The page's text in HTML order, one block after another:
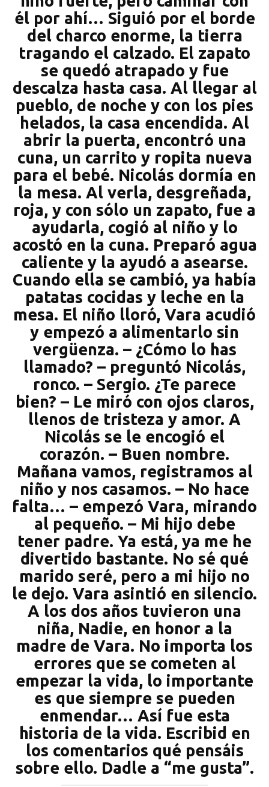
él por ahí… Siguió por el borde
del charco enorme, la tierra
tragando el calzado. El zapato
se quedó atrapado y fue
descalza hasta casa. Al llegar al
pueblo, de noche y con los pies
helados, la casa encendida. Al
abrir la puerta, encontró una
cuna, un carrito y ropita nueva
para el bebé. Nicolás dormía en
la mesa. Al verla, desgreñada,
roja, y con sólo un zapato, fue a
ayudarla, cogió al niño y lo
acostó en la cuna. Preparó agua
caliente y la ayudó a asearse.
Cuando ella se cambió, ya había
patatas cocidas y leche en la
mesa. El niño lloró, Vara acudió
y empezó a alimentarlo sin
vergüenza. – ¿Cómo lo has
llamado? – preguntó Nicolás,
ronco. – Sergio. ¿Te parece
bien? – Le miró con ojos claros,
llenos de tristeza y amor. A
Nicolás se le encogió el
corazón. – Buen nombre.
Mañana vamos, registramos al
niño y nos casamos. – No hace
falta… – empezó Vara, mirando
al pequeño. – Mi hijo debe
tener padre. Ya está, ya me he
divertido bastante. No sé qué
marido seré, pero a mi hijo no
le dejo. Vara asintió en silencio.
A los dos años tuvieron una
niña, Nadie, en honor a la
madre de Vara. No importa los
errores que se cometen al
empezar la vida, lo importante
es que siempre se pueden
enmendar… Así fue esta
historia de la vida. Escribid en
los comentarios qué pensáis
sobre ello. Dadle a “me gusta”.